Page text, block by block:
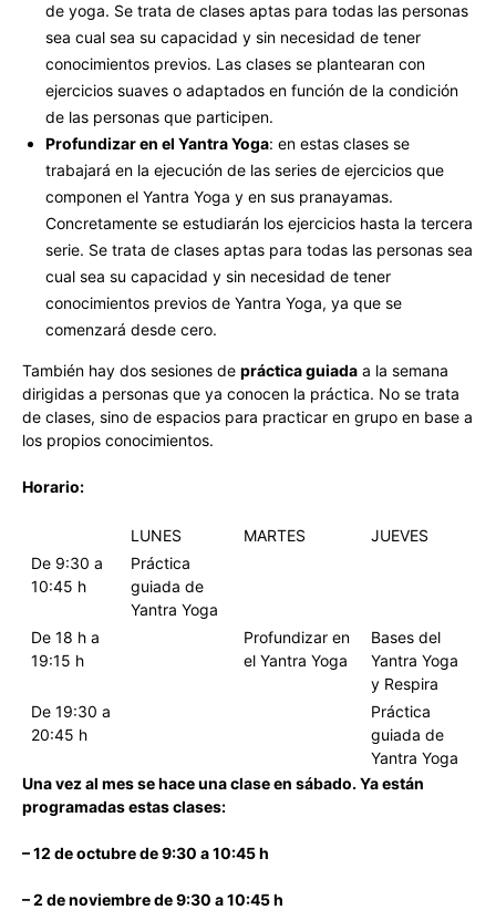
de yoga. Se trata de clases aptas para todas las personas
sea cual sea su capacidad y sin necesidad de tener
conocimientos previos. Las clases se plantearan con
ejercicios suaves o adaptados en función de la condición
de las personas que participen.
Profundizar en el Yantra Yoga: en estas clases se
trabajará en la ejecución de las series de ejercicios que
componen el Yantra Yoga y en sus pranayamas.
Concretamente se estudiarán los ejercicios hasta la tercera
serie. Se trata de clases aptas para todas las personas sea
cual sea su capacidad y sin necesidad de tener
conocimientos previos de Yantra Yoga, ya que se
comenzará desde cero.
También hay dos sesiones de práctica guiada a la semana
dirigidas a personas que ya conocen la práctica. No se trata
de clases, sino de espacios para practicar en grupo en base a
los propios conocimientos.
Horario:
LUNES MARTES
JUEVES
De 9:30 a
10:45 h
Práctica
guiada de
Yantra Yoga
De 18 h a
19:15 h
Profundizar en
el Yantra Yoga
Bases del
Yantra Yoga
y Respira
De 19:30 a
20:45 h
Práctica
guiada de
Yantra Yoga
Una vez al mes se hace una clase en sábado. Ya están
programadas estas clases:
– 12 de octubre de 9:30 a 10:45 h
– 2 de noviembre de 9:30 a 10:45 h